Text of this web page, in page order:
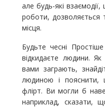
але будь-які
роботи, дозволяється
місця.
Будьте чесні
відкидаєте людини.
вами заграють,
людиною і
флірт. Ви могли б
наприклад, сказати,